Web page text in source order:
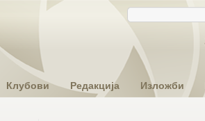
Клубови Редакција Изложби